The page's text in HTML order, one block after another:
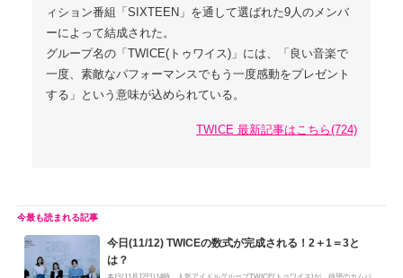
ィション番組「SIXTEEN」を通して選ばれた9人のメンバ
ーによって結成された。
グループ名の「TWICE(トゥワイス)」には、「良い音楽で
一度、素敵なパフォーマンスでもう一度感動をプレゼント
する」という意味が込められている。
TWICE 最新記事はこちら(724)
今日(11/12) TWICEの数式が完成される！2＋1＝3と
は？